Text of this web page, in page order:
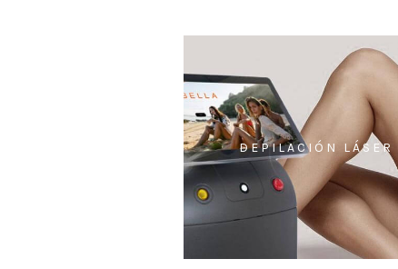
DEPILACIÓN LÁSER